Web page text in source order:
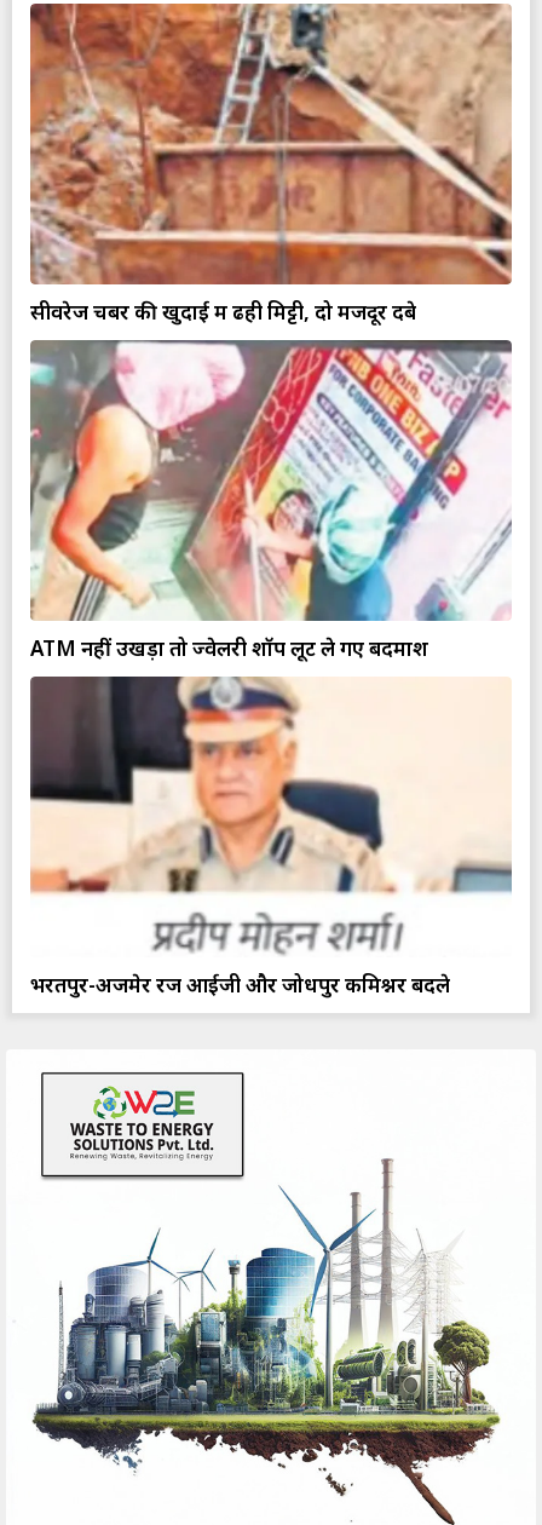
सीवरेज चेंबर की खुदाई में ढही मिट्टी, दो मजदूर दबे
ATM नहीं उखड़ा तो ज्वेलरी शॉप लूट ले गए बदमाश
भरतपुर-अजमेर रेंज आईजी और जोधपुर कमिश्नर बदले